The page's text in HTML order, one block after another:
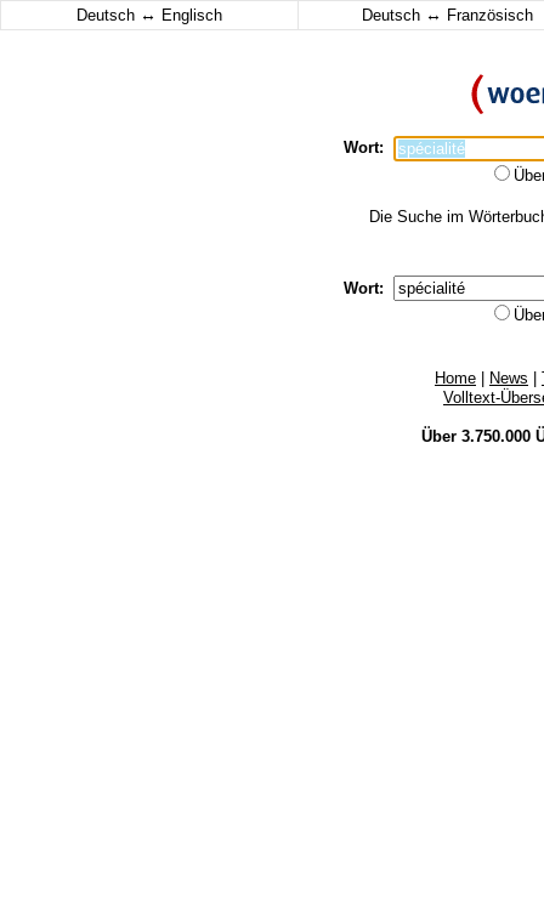
Deutsch ↔ Englisch Deutsch ↔ Französisch
Wort:
Die Suche im
Wort:
Home News
Volltext-
Über 3.750.000